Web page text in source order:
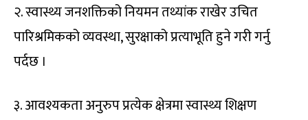
२. स्वास्थ्य जनशक्तिको नियमन तथ्यांक राखेर उचित
पारिश्रमिकको व्यवस्था, सुरक्षाको प्रत्याभूति हुने गरी गर्नु
पर्दछ ।
३. आवश्यकता अनुरुप प्रत्येक क्षेत्रमा स्वास्थ्य शिक्षण